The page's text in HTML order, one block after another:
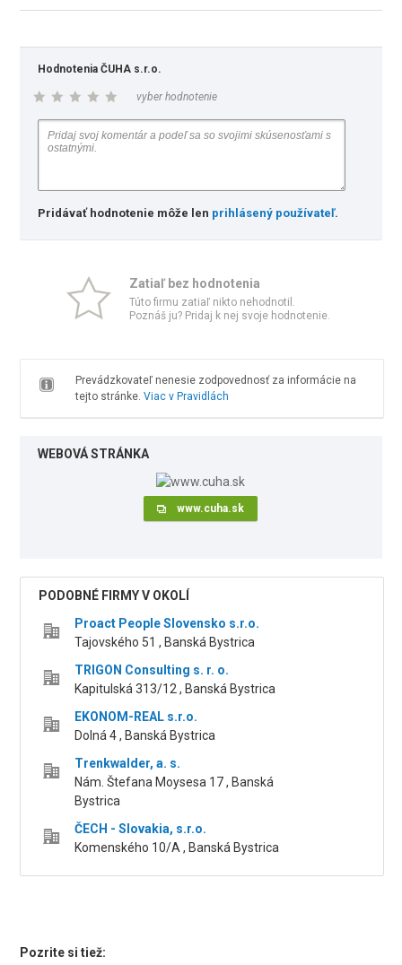
Hodnotenia ČUHA s.r.o.
vyber hodnotenie
Pridávať hodnotenie môže len prihlásený používateľ.
Zatiaľ bez hodnotenia
Túto firmu zatiaľ nikto nehodnotil.
Poznáš ju? Pridaj k nej svoje hodnotenie.
Prevádzkovateľ nenesie zodpovednosť za informácie na
tejto stránke. Viac v Pravidlách
WEBOVÁ STRÁNKA
www.cuha.sk
PODOBNÉ FIRMY V OKOLÍ
Proact People Slovensko s.r.o.
Tajovského 51 , Banská Bystrica
TRIGON Consulting s. r. o.
Kapitulská 313/12 , Banská Bystrica
EKONOM-REAL s.r.o.
Dolná 4 , Banská Bystrica
Trenkwalder, a. s.
Nám. Štefana Moysesa 17 , Banská
Bystrica
ČECH - Slovakia, s.r.o.
Komenského 10/A , Banská Bystrica
Pozrite si tiež: